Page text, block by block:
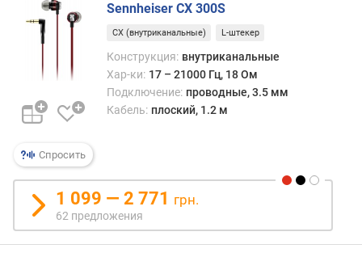
к
е
п
о
д
о
д
к
а
б
е
Спросить
Sennheiser CX 300S
CX (внутриканальные) L-штекер
Конструкция: внутриканальные
Хар-ки: 17 – 21000 Гц, 18 Ом
Подключение: проводные, 3.5 мм
Кабель: плоский, 1.2 м
1 099 — 2 771 грн.
62 предложения